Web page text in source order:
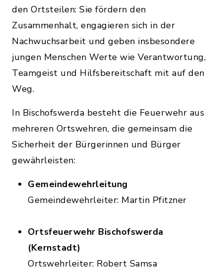
den Ortsteilen: Sie fördern den
Zusammenhalt, engagieren sich in der
Nachwuchsarbeit und geben insbesondere
jungen Menschen Werte wie Verantwortung,
Teamgeist und Hilfsbereitschaft mit auf den
Weg.
In Bischofswerda besteht die Feuerwehr aus
mehreren Ortswehren, die gemeinsam die
Sicherheit der Bürgerinnen und Bürger
gewährleisten:
Gemeindewehrleitung
Gemeindewehrleiter: Martin Pfitzner
Ortsfeuerwehr Bischofswerda
(Kernstadt)
Ortswehrleiter: Robert Samsa